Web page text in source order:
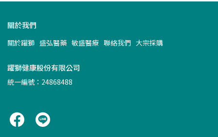
關於我們
關於躍獅 盛弘醫藥 敏盛醫療 聯絡我們 大宗採購
躍獅健康股份有限公司
統一編號：24868488